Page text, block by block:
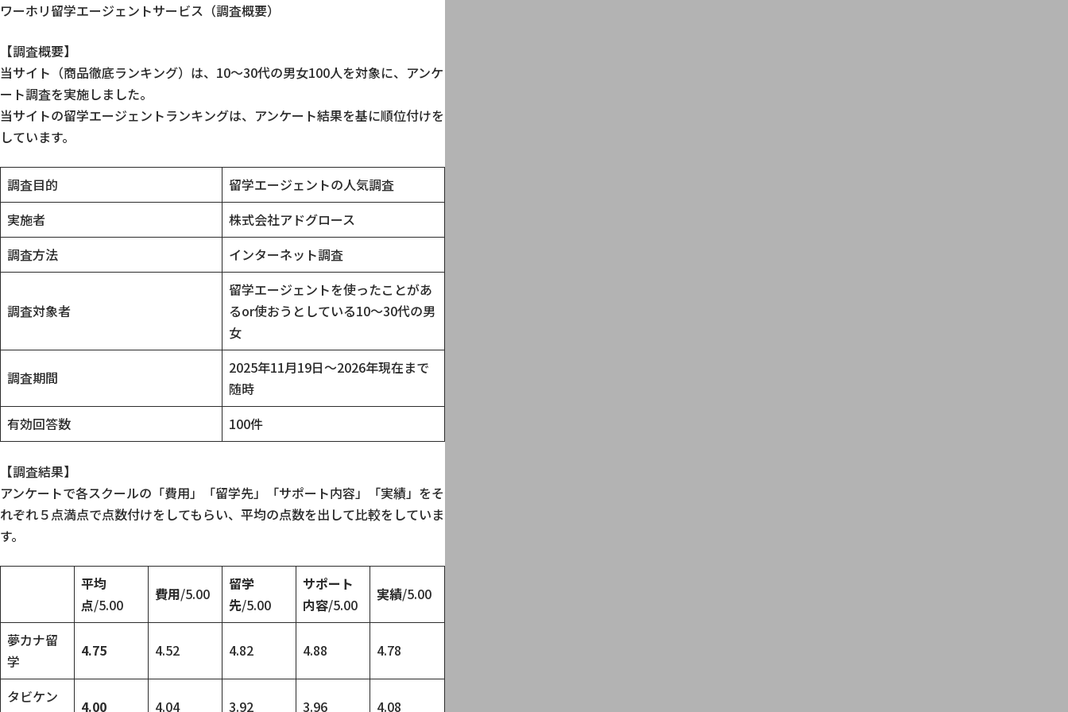
ワーホリ留学エージェントサービス（調査概要）
【調査概要】
当サイト（商品徹底ランキング）は、10〜30代の男女100人を対象に、アンケ
ート調査を実施しました。
当サイトの留学エージェントランキングは、アンケート結果を基に順位付けを
しています。
調査目的
留学エージェントの人気調査
実施者
株式会社アドグロース
調査方法
インターネット調査
調査対象者
留学エージェントを使ったことがあ
るor使おうとしている10〜30代の男
女
調査期間
2025年11月19日～2026年現在まで
随時
有効回答数
100件
【調査結果】
アンケートで各スクールの「費用」「留学先」「サポート内容」「実績」をそ
れぞれ５点満点で点数付けをしてもらい、平均の点数を出して比較をしていま
す。
平均
点/5.00
費用/5.00
留学
先/5.00
サポート
内容/5.00
実績/5.00
夢カナ留
学
4.75 4.52 4.82 4.88 4.78
タビケン
4.00 4.04 3.92 3.96 4.08